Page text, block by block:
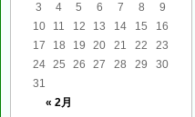
« 2月
3
4 5 6 7 8
9
10
11 12 13 14 15
16
17
18 19 20 21 22
23
24 25 26 27 28 29
30
31